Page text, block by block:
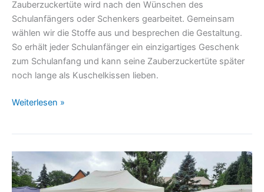
Zauberzuckertüte wird nach den Wünschen des
Schulanfängers oder Schenkers gearbeitet. Gemeinsam
wählen wir die Stoffe aus und besprechen die Gestaltung.
So erhält jeder Schulanfänger ein einzigartiges Geschenk
zum Schulanfang und kann seine Zauberzuckertüte später
noch lange als Kuschelkissen lieben.
Weiterlesen »
Hochlandfest
2023